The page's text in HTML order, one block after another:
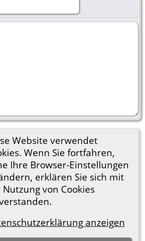
Website verwendet
Wenn Sie fortfahren,
Ihre Browser-Einstellungen
erklären Sie sich mit
Nutzung von Cookies
anzeigen
meine hier erfassten persönlichen
Ich verstehe, dass ich jederzeit den
bitten kann, diese Daten zu löschen.
von Darrin Lythgoe © 2001-2026.